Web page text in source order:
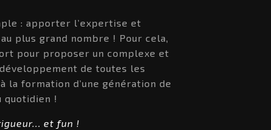
: apporter l’expertise et
plus grand nombre ! Pour cela,
pour proposer un complexe et
de toutes les
la formation d’une génération de
quotidien !
et fun !